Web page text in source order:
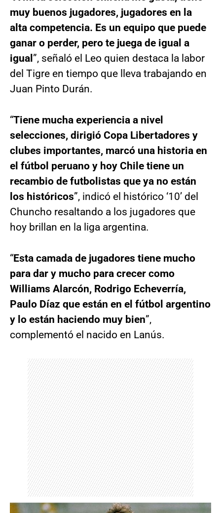
muy buenos jugadores, jugadores en la
alta competencia. Es un equipo que puede
ganar o perder, pero te juega de igual a
igual ”, señaló el Leo quien destaca la labor
del Tigre en tiempo que lleva trabajando en
Juan Pinto Durán.
“Tiene mucha experiencia a nivel
selecciones, dirigió Copa Libertadores y
clubes importantes, marcó una historia en
el fútbol peruano y hoy Chile tiene un
recambio de futbolistas que ya no están
los históricos”, indicó el histórico ‘10’ del
Chuncho resaltando a los jugadores que
hoy brillan en la liga argentina.
“Esta camada de jugadores tiene mucho
para dar y mucho para crecer como
Williams Alarcón, Rodrigo Echeverría,
Paulo Díaz que están en el fútbol argentino
y lo están haciendo muy bien”,
complementó el nacido en Lanús.